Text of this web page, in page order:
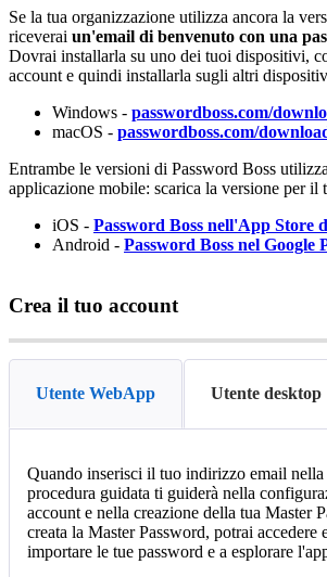
Se la tua organizzazione utilizza ancora la
riceverai un'email di benvenuto con una
Dovrai installarla su uno dei tuoi dispositivi,
account e quindi installarla sugli altri
Windows - passwordboss.com/
macOS - passwordboss.com/
Entrambe le versioni di Password Boss
applicazione mobile: scarica la versione per il
iOS - Password Boss nell'App Store
Android - Password Boss nel Google
Crea il tuo account
Utente WebApp Utente desktop
Quando inserisci il tuo indirizzo email nella
procedura guidata ti guiderà nella
account e nella creazione della tua Master
creata la Master Password, potrai accedere
importare le tue password e a esplorare l'